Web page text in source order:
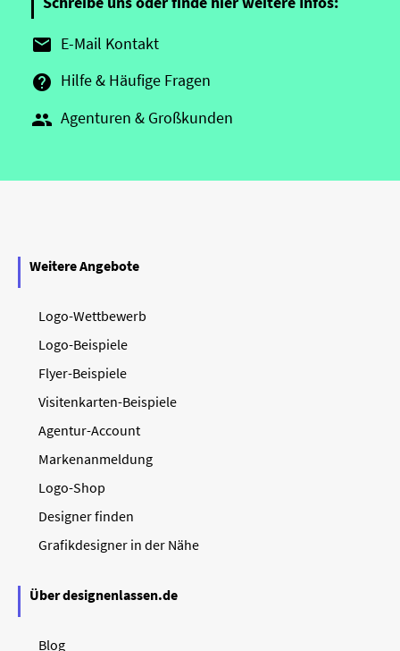
 E-Mail Kontakt
 Hilfe & Häufige Fragen
 Agenturen & Großkunden
Weitere Angebote
Logo-Wettbewerb
Logo-Beispiele
Flyer-Beispiele
Visitenkarten-Beispiele
Agentur-Account
Markenanmeldung
Logo-Shop
Designer finden
Grafikdesigner in der Nähe
Über designenlassen.de
Blog